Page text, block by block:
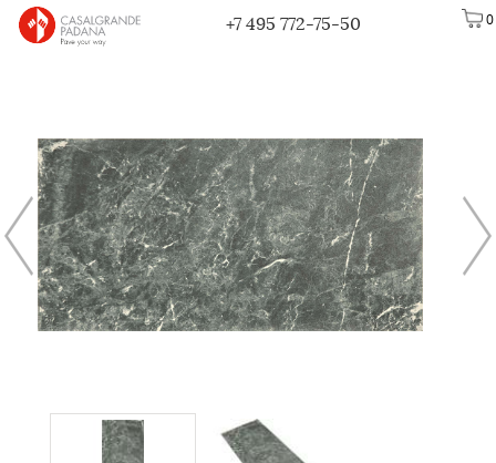
0
+7 495 772-75-50